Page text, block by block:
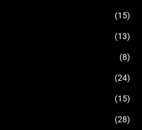
(15)
(13)
(8)
(24)
(15)
(28)